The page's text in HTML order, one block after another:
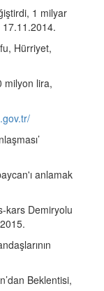
1 milyar
17.11.2014.
Hürriyet,
milyon lira,
anlamak
kars Demiryolu
Beklentisi,